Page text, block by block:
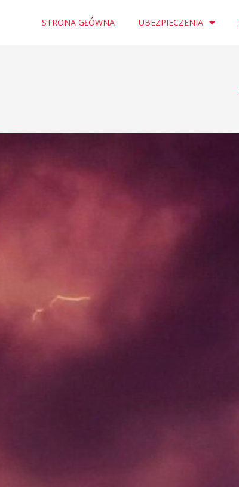
STRONA GŁÓWNA UBEZPIECZENIA